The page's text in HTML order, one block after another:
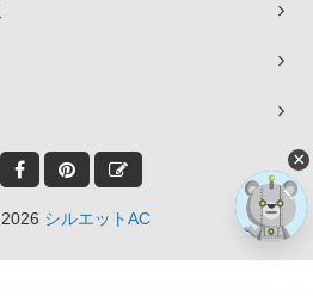
シルエットAC
×